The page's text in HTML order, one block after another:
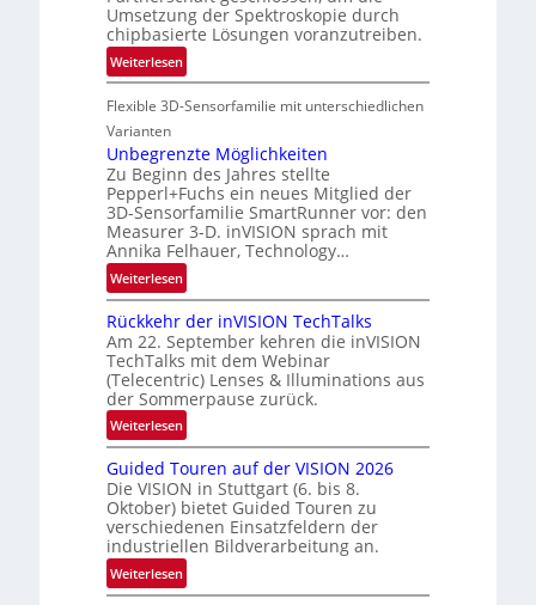
u
f
t
-
u
n
d
R
a
u
m
f
a
r
t
t
e
c
h
n
i
k
R
e
g
o
n
Umsetzung der Spektroskopie durch
chipbasierte Lösungen voranzutreiben.
Weiterlesen:
P
a
t
n
e
r
s
c
h
f
t
z
w
i
s
c
h
e
n
4
K
Flexible 3D-Sensorfamilie mit unterschiedlichen
Varianten
Unbegrenzte Möglichkeiten
Zu Beginn des Jahres stellte
Pepperl+Fuchs ein neues Mitglied der
3D-Sensorfamilie SmartRunner vor: den
Measurer 3-D. inVISION sprach mit
Annika Felhauer, Technology…
Weiterlesen:
U
n
b
e
g
r
e
z
t
e
M
ö
g
Rückkehr der inVISION TechTalks
Am 22. September kehren die inVISION
TechTalks mit dem Webinar
(Telecentric) Lenses & Illuminations aus
der Sommerpause zurück.
Weiterlesen:
R
ü
c
k
k
e
h
Guided Touren auf der VISION 2026
Die VISION in Stuttgart (6. bis 8.
Oktober) bietet Guided Touren zu
verschiedenen Einsatzfeldern der
industriellen Bildverarbeitung an.
Weiterlesen:
G